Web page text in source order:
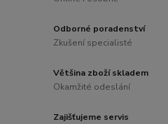
Odborné poradenství
Zkušení specialisté
Většina zboží skladem
Okamžité odeslání
Zajišťujeme servis